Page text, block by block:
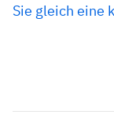
Sie gleich eine